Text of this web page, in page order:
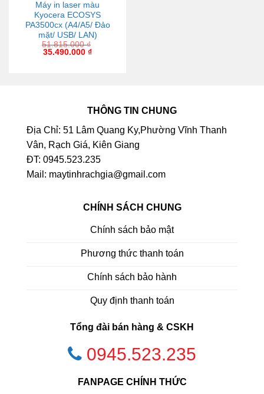
Máy in laser màu
Kyocera ECOSYS
PA3500cx (A4/A5/ Đảo
mặt/ USB/ LAN)
51.815.000₫
35.490.000 ₫
THÔNG TIN CHUNG
Địa Chỉ: 51 Lâm Quang Ky,Phường Vĩnh Thanh
Vân, Rạch Giá, Kiên Giang
ĐT: 0945.523.235
Mail: maytinhrachgia@gmail.com
CHÍNH SÁCH CHUNG
Chính sách bảo mật
Phương thức thanh toán
Chính sách bảo hành
Quy định thanh toán
Tổng đài bán hàng & CSKH
0945.523.235
FANPAGE CHÍNH THỨC